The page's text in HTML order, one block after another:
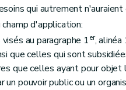
qui autrement
d'application:
au paragraphe 1er, alinéa
que celles qui sont
que celles ayant pour
un pouvoir public ou un